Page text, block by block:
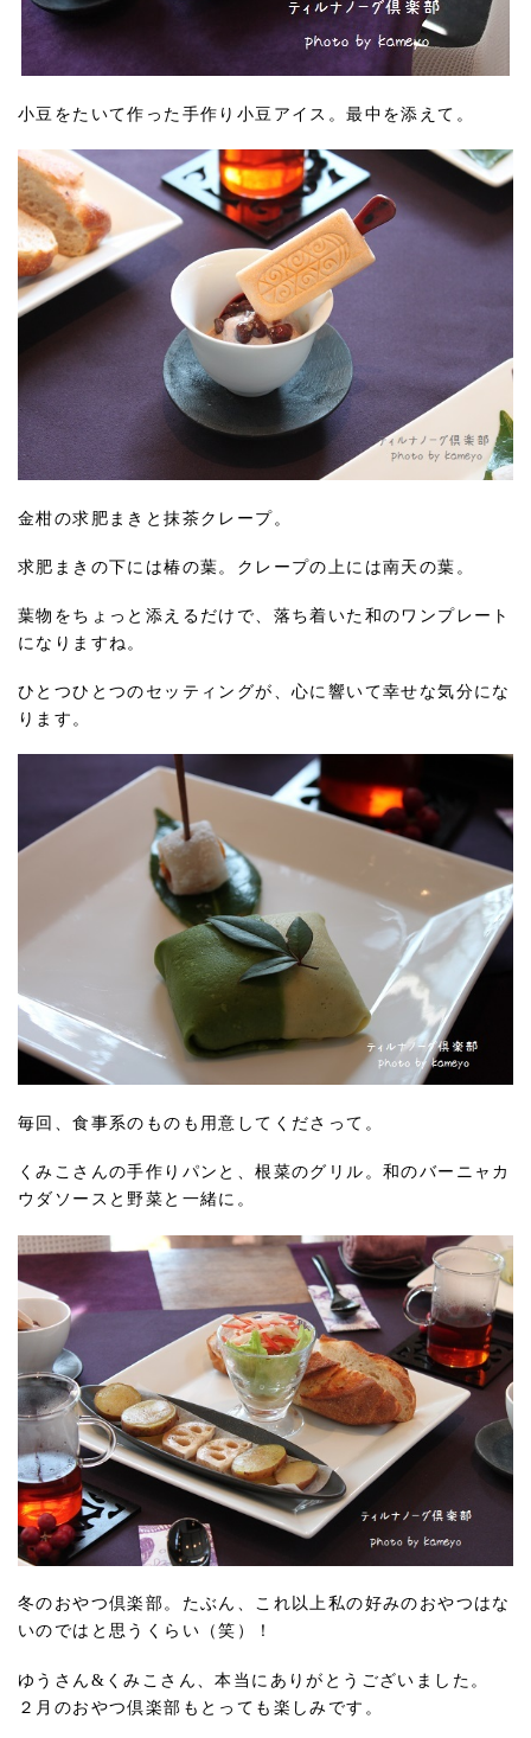
小豆をたいて作った手作り小豆アイス。最中を添えて。
金柑の求肥まきと抹茶クレープ。
求肥まきの下には椿の葉。クレープの上には南天の葉。
葉物をちょっと添えるだけで、落ち着いた和のワンプレート
になりますね。
ひとつひとつのセッティングが、心に響いて幸せな気分にな
ります。
毎回、食事系のものも用意してくださって。
くみこさんの手作りパンと、根菜のグリル。和のバーニャカ
ウダソースと野菜と一緒に。
冬のおやつ倶楽部。たぶん、これ以上私の好みのおやつはな
いのではと思うくらい（笑）！
ゆうさん&くみこさん、本当にありがとうございました。
２月のおやつ倶楽部もとっても楽しみです。